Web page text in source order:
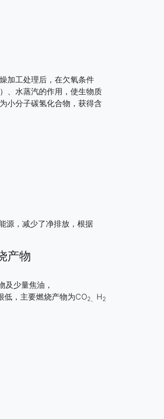
加工处理后，在欠氧条件
、水蒸汽的作用，使生物质
小分子碳氢化合物，获得含
源，减少了净排放，根据
产物
及少量焦油，
低，主要燃烧产物为CO2、 H2